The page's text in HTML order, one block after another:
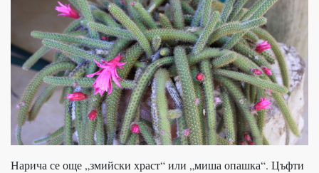
Нарича се още „змийски храст“ или „миша опашка“. Цъфти